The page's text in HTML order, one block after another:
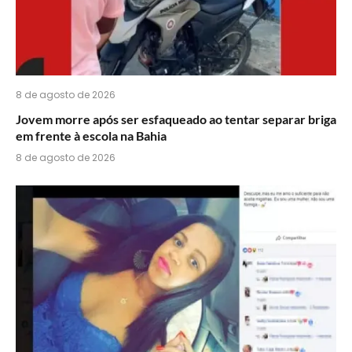
8 de agosto de 2026
Jovem morre após ser esfaqueado ao tentar separar briga
em frente à escola na Bahia
8 de agosto de 2026